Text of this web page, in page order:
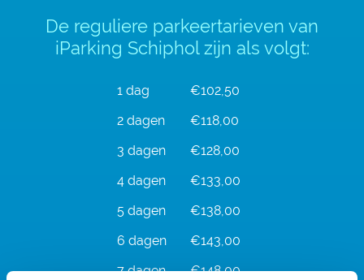
De reguliere parkeertarieven van
iParking Schiphol zijn als volgt:
1 dag
€102,50
2 dagen
€118,00
3 dagen
€128,00
4 dagen
€133,00
5 dagen
€138,00
6 dagen
€143,00
7 dagen
€148,00